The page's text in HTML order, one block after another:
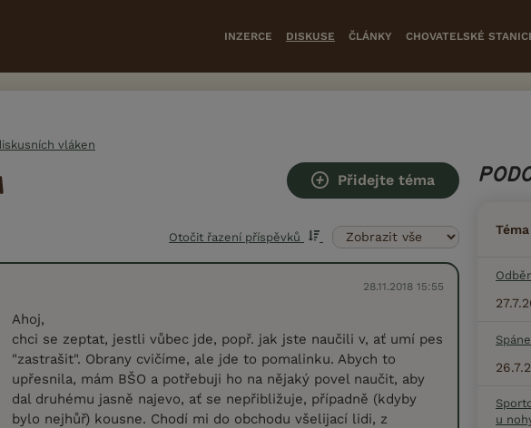
INZERCE DISKUSE ČLÁNKY CHOVATELSKÉ
vláken
Přidejte téma
Otočit řazení příspěvků
28.11.2018 15:55
Ahoj,
chci se zeptat, jestli vůbec jde, popř. jak jste naučili v, ať umí pes
"zastrašit". Obrany cvičíme, ale jde to pomalinku. Abych to
upřesnila, mám BŠO a potřebuji ho na nějaký povel naučit, aby
dal druhému jasně najevo, ať se nepřibližuje, případně (kdyby
bylo nejhůř) kousne. Chodí mi do obchodu všelijací lidi, z
Téma
u